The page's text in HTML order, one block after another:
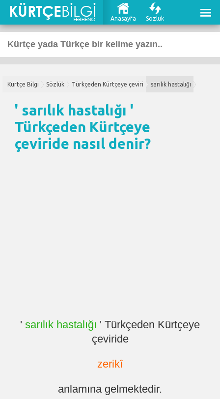
Anasayfa Sözlük
Kürtçe Bilgi Sözlük Türkçeden Kürtçeye çeviri sarılık hastalığı
' sarılık hastalığı '
Türkçeden Kürtçeye
çeviride nasıl denir?
' sarılık hastalığı ' Türkçeden Kürtçeye
çeviride
zerikî
anlamına gelmektedir.